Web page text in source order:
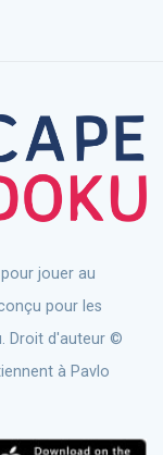
pour les
Droit d'auteur ©
à Pavlo